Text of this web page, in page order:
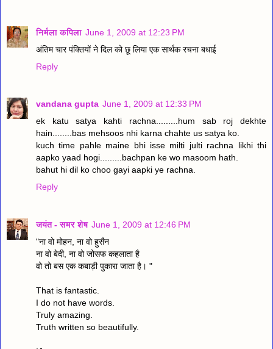
निर्मला कपिला June 1, 2009 at 12:23 PM
अंतिम चार पंक्तियों ने दिल को छू लिया एक सार्थक रचना बधाई
Reply
vandana gupta June 1, 2009 at 12:33 PM
ek katu satya kahti rachna.........hum sab roj dekhte
hain........bas mehsoos nhi karna chahte us satya ko.
kuch time pahle maine bhi isse milti julti rachna likhi thi
aapko yaad hogi.........bachpan ke wo masoom hath.
bahut hi dil ko choo gayi aapki ye rachna.
Reply
जयंत - समर शेष June 1, 2009 at 12:46 PM
"ना वो मोहन, ना वो हुसैन
ना वो बेदी, ना वो जोसफ कहलाता है
वो तो बस एक कबाड़ी पुकारा जाता है। "
That is fantastic.
I do not have words.
Truly amazing.
Truth written so beautifully.